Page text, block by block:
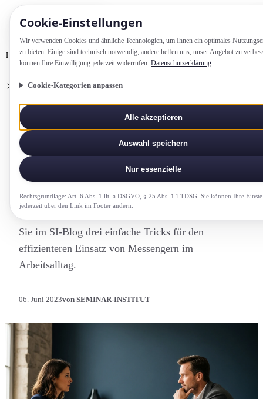
Cookie-Einstellung­en
Wir verwenden Cookies und ähnliche Technologien, um Ihnen ein optimales
zu bieten. Einige sind technisch notwendig, andere helfen uns, unser Angebot zu
können Ihre Einwilligung jederzeit widerrufen. Datenschutzerklärung
Cookie-Kategorien anpassen
Alle akzeptieren
Auswahl speichern
Nur essenzielle
Rechtsgrundlage: Art. 6 Abs. 1 lit. a DSGVO, § 25 Abs. 1 TTDSG. Sie können Ihre
jederzeit über den Link im Footer ändern.
Home Wissen
Digitale Kommunikation per Messenger: So gestalten Sie Firmenchats
effizienter
KI UND DIGITALE KOMPETENZ
Digitale Kommunikation per
Messenger: So gestalten Sie
Firmenchats effizienter
Sie im SI-Blog drei einfache Tricks für den
effizienteren Einsatz von Messengern im
Arbeitsalltag.
06. Juni 2023von SEMINAR-INSTITUT